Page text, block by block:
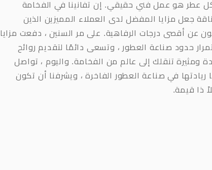
عطر هو عمل فني حقيقي. إن تفانينا في الفخامة
جعل مزايا المفضل لدى العملاء المميزين الذين
عن أقصى درجات الرفاهية. على مر السنين ، دفعت مزايا
حدود صناعة العطور ، وتسعى دائمًا لتقديم روائح
ومثيرة تنقلك إلى عالم من الفخامة. واليوم ، تواصل
ريادتها في صناعة العطور الفاخرة ، ويشرفنا أن تكون
ذا قيمة.